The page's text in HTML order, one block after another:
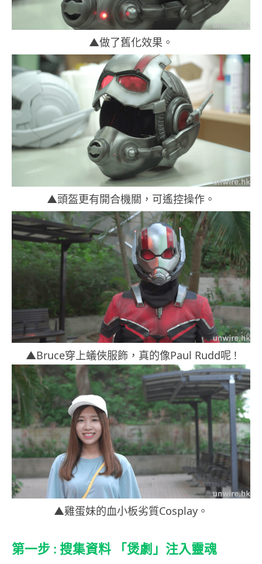
▲做了舊化效果。
▲頭盔更有開合機關，可遙控操作。
▲Bruce穿上蟻俠服飾，真的像Paul Rudd呢 !
▲雞蛋妹的血小板劣質Cosplay。
第一步 : 搜集資料 「煲劇」注入靈魂